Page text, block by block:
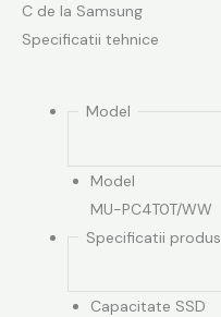
C de la Samsung
Specificatii tehnice
Model
Model
MU-PC4T0T/WW
Specificatii produs
Capacitate SSD